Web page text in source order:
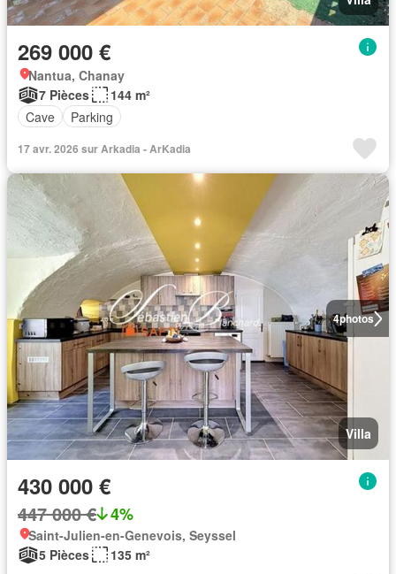
269 000 €
Nantua, Chanay
7 Pièces
144 m²
Cave
Parking
17 avr. 2026 sur Arkadia - ArKadia
4photos
Villa
430 000 €
447 000 € 4%
Saint-Julien-en-Genevois, Seyssel
5 Pièces
135 m²